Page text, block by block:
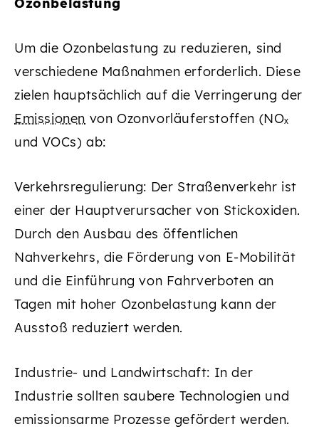
Um die Ozonbelastung zu reduzieren, sind
verschiedene Maßnahmen erforderlich. Diese
zielen hauptsächlich auf die Verringerung der
Emissionen von Ozonvorläuferstoffen (NOₓ
und VOCs) ab:
Verkehrsregulierung: Der Straßenverkehr ist
einer der Hauptverursacher von Stickoxiden.
Durch den Ausbau des öffentlichen
Nahverkehrs, die Förderung von E-Mobilität
und die Einführung von Fahrverboten an
Tagen mit hoher Ozonbelastung kann der
Ausstoß reduziert werden.
Industrie- und Landwirtschaft: In der
Industrie sollten saubere Technologien und
emissionsarme Prozesse gefördert werden.